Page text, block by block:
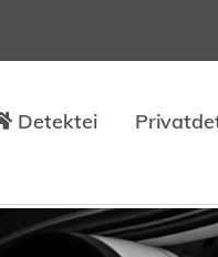
Detektei